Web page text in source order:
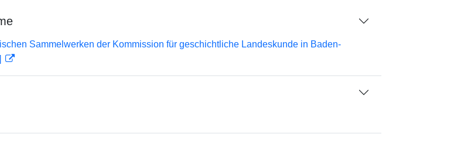
Sammelwerken der Kommission für geschichtliche Landeskunde in Baden-